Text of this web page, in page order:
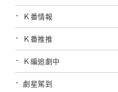
Ｋ番情報
Ｋ番推推
Ｋ編追劇中
劇星駕到